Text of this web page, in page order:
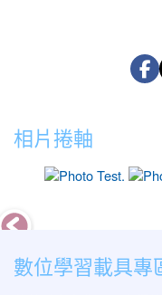
相片捲軸
數位學習載具專